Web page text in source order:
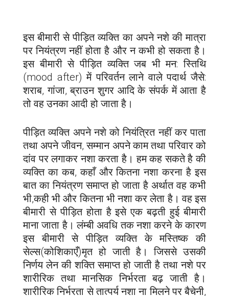
इस बीमारी से पीड़ित व्यक्ति का अपने नशे की मात्रा
पर नियंत्रण नहीं होता है और न कभी हो सकता है।
इस बीमारी से पीड़ित व्यक्ति जब भी मन: स्तिथि
(mood after) में परिवर्तन लाने वाले पदार्थ जैसे:
शराब, गांजा, ब्राउन शुगर आदि के संपर्क में आता है
तो वह उनका आदी हो जाता है।
पीड़ित व्यक्ति अपने नशे को नियंत्रित नहीं कर पाता
तथा अपने जीवन, सम्मान अपने काम तथा परिवार को
दांव पर लगाकर नशा करता है। हम कह सकते है की
व्यक्ति का कब, कहाँ और कितना नशा करना है इस
बात का नियंत्रण समाप्त हो जाता है अर्थात वह कभी
भी,कही भी और कितना भी नशा कर लेता है। वह इस
बीमारी से पीड़ित होता है इसे एक बढ़ती हुई बीमारी
माना जाता है। लंम्बी अवधि तक नशा करने के कारण
इस बीमारी से पीड़ित व्यक्ति के मस्तिष्क की
सेल्स(कोशिकाएँ)मृत हो जाती है। जिससे उसकी
निर्णय लेन की शक्ति समाप्त हो जाती है तथा नशे पर
शारीरिक तथा मानसिक निर्भरता बढ़ जाती है।
शारीरिक निर्भरता से तात्पर्य नशा ना मिलने पर बैचेनी,